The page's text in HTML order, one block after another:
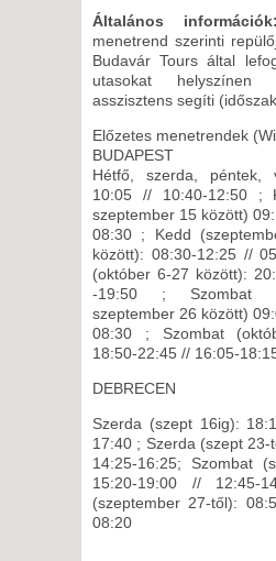
-
15 NAP / 14
2026. OKTÓBER
2026. OKTÓBER 12.,
8 NAP / 7 ÉJSZAKA
2026. OKTÓBER
8 NAP / 7 ÉJSZAKA
2026. OKTÓBER
6 NAP / 5 ÉJSZAKA
2026. OKTÓBER
-
8 NAP / 7 ÉJSZAKA
2026. OKTÓBER
8 NAP / 7 ÉJSZAKA
2026. OKTÓBER
10 NAP / 9 ÉJSZAKA
2026. OKTÓBER 20.,
Általános
menetrend szerinti
Budavár Tours által
utasokat helyszínen
asszisztens segíti
Előzetes menetrendek
BUDAPEST
Hétfő, szerda, péntek,
10:05 // 10:40-12:50 ;
szeptember 15 között)
08:30 ; Kedd
között): 08:30-12:25 //
(október 6-27 között):
-19:50 ; Szombat
szeptember 26 között)
08:30 ; Szombat
18:50-22:45 // 16:05-
DEBRECEN
Szerda (szept 16ig):
17:40 ; Szerda (szept
14:25-16:25; Szombat
15:20-19:00 // 12:45-
(szeptember 27-től):
08:20